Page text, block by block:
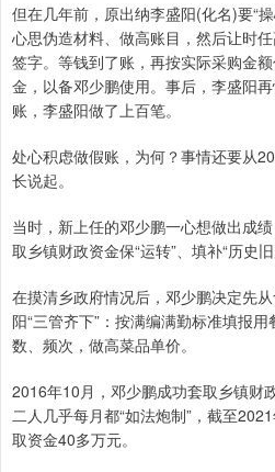
但在几年前，原出纳李盛阳(化名)要“
心思伪造材料、做高账目，然后让时
签字。等钱到了账，再按实际采购金
金，以备邓少鹏使用。事后，李盛阳
账，李盛阳做了上百笔。
处心积虑做假账，为何？事情还要从
长说起。
当时，新上任的邓少鹏一心想做出成
取乡镇财政资金保“运转”、填补“历史旧
在摸清乡政府情况后，邓少鹏决定先
阳“三管齐下”：按满编满勤标准填报
数、频次，做高菜品单价。
2016年10月，邓少鹏成功套取乡镇财
二人几乎每月都“如法炮制”，截至
取资金40多万元。